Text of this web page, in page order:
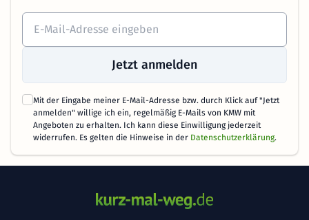
Jetzt anmelden
Mit der Eingabe meiner E-Mail-Adresse bzw. durch Klick auf "Jetzt
anmelden" willige ich ein, regelmäßig E-Mails von KMW mit
Angeboten zu erhalten. Ich kann diese Einwilligung jederzeit
widerrufen. Es gelten die Hinweise in der Datenschutzerklärung.